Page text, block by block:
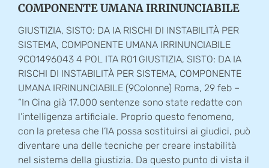
COMPONENTE UMANA IRRINUNCIABILE
GIUSTIZIA, SISTO: DA IA RISCHI DI INSTABILITÀ PER
SISTEMA, COMPONENTE UMANA IRRINUNCIABILE
9CO1496043 4 POL ITA R01 GIUSTIZIA, SISTO: DA IA
RISCHI DI INSTABILITÀ PER SISTEMA, COMPONENTE
UMANA IRRINUNCIABILE (9Colonne) Roma, 29 feb –
“In Cina già 17.000 sentenze sono state redatte con
l’intelligenza artificiale. Proprio questo fenomeno,
con la pretesa che l’IA possa sostituirsi ai giudici, può
diventare una delle tecniche per creare instabilità
nel sistema della giustizia. Da questo punto di vista il